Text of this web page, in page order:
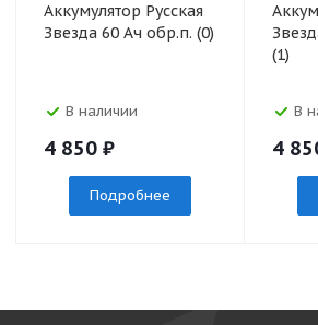
Аккумулятор Русская
Звезда 60 Ач обр.п. (0)
В наличии
4 850 ₽
Подробнее
(1)
В
4